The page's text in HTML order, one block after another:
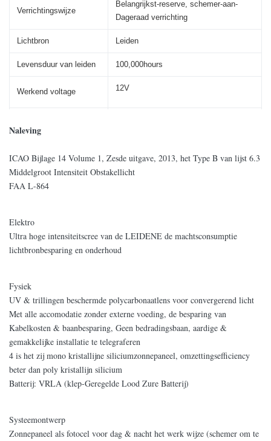
Verrichtingswijze
Belangrijkst-reserve, schemer-aan-
Dageraad verrichting
Lichtbron Leiden
Levensduur van leiden 100,000hours
Werkend voltage 12V
lamslichaam
Grondstof
Poeder-met een laag bedekt Gietend
aluminium
Totale Grootte (mm) 260 × 260× 335
Gewicht
Omgevingstemperatuur -45℃~+80℃
Beschermingsnorm IP67
Naleving
ICAO Bijlage 14 Volume 1, Zesde uitgave, 2013, het Type B van lijst 6.3
Middelgroot Intensiteit Obstakellicht
FAA L-864
Elektro
Ultra hoge intensiteitscree van de LEIDENE de machtsconsumptie
lichtbronbesparing en onderhoud
Fysiek
UV & trillingen beschermde polycarbonaatlens voor convergerend licht
Met alle accomodatie zonder externe voeding, de besparing van
Kabelkosten & baanbesparing, Geen bedradingsbaan, aardige &
gemakkelijke installatie te telegraferen
4 is het zij mono kristallijne siliciumzonnepaneel, omzettingsefficiency
beter dan poly kristallijn silicium
Batterij: VRLA (klep-Geregelde Lood Zure Batterij)
Systeemontwerp
Zonnepaneel als fotocel voor dag & nacht het werk wijze (schemer om te